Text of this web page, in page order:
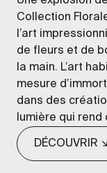
Collection
l’art
de fleurs et de
la main. L’art
mesure
dans des
lumière qui
DÉCOUVRIR